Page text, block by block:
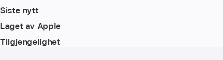
Siste nytt
Laget av Apple
Tilgjengelighet